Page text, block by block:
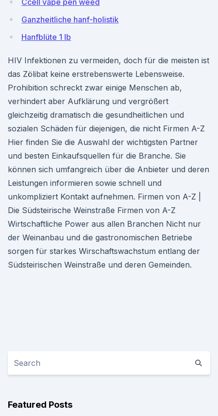
Ccell vape pen weed
Ganzheitliche hanf-holistik
Hanfblüte 1 lb
HIV Infektionen zu vermeiden, doch für die meisten ist
das Zölibat keine erstrebenswerte Lebensweise.
Prohibition schreckt zwar einige Menschen ab,
verhindert aber Aufklärung und vergrößert
gleichzeitig dramatisch die gesundheitlichen und
sozialen Schäden für diejenigen, die nicht Firmen A-Z
Hier finden Sie die Auswahl der wichtigsten Partner
und besten Einkaufsquellen für die Branche. Sie
können sich umfangreich über die Anbieter und deren
Leistungen informieren sowie schnell und
unkompliziert Kontakt aufnehmen. Firmen von A-Z |
Die Südsteirische Weinstraße Firmen von A-Z
Wirtschaftliche Power aus allen Branchen Nicht nur
der Weinanbau und die gastronomischen Betriebe
sorgen für starkes Wirschaftswachstum entlang der
Südsteirischen Weinstraße und deren Gemeinden.
Featured Posts